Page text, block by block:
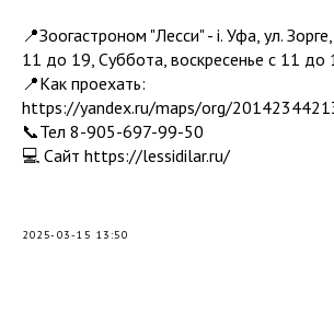
📍Зоогастроном "Лесси" - i. Уфа, ул.
11 до 19, Суббота, воскресенье с 11 до
📍Как проехать:
https://yandex.ru/maps/org/
📞Тел 8-905-697-99-50
💻 Сайт https://lessidilar.ru/
2025-03-15 13:50